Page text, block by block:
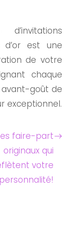
d’or est une
de votre
chaque
avant-goût de
exceptionnel.
faire-part
originaux qui
votre
personnalité!